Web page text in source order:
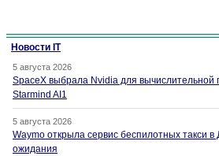
Новости IT
5 августа 2026
SpaceX выбрала Nvidia для вычислительной
Starmind AI1
5 августа 2026
Waymo открыла сервис беспилотных такси в
ожидания